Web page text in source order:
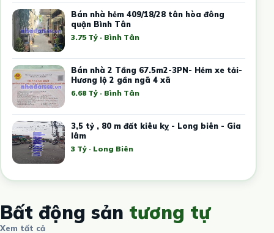
Bán nhà hẻm 409/18/28 tân hòa đông
quận Bình Tân
3.75 Tỷ · Bình Tân
Bán nhà 2 Tầng 67.5m2-3PN- Hẻm xe tải-
Hương lộ 2 gần ngã 4 xã
6.68 Tỷ · Bình Tân
3,5 tỷ , 80 m đất kiêu kỵ - Long biên - Gia
lâm
3 Tỷ · Long Biên
Bất động sản tương tự
Xem tất cả